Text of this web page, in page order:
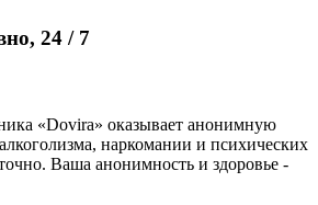
24 / 7
«Dovira» оказывает анонимную
наркомании и психических
Ваша анонимность и здоровье -